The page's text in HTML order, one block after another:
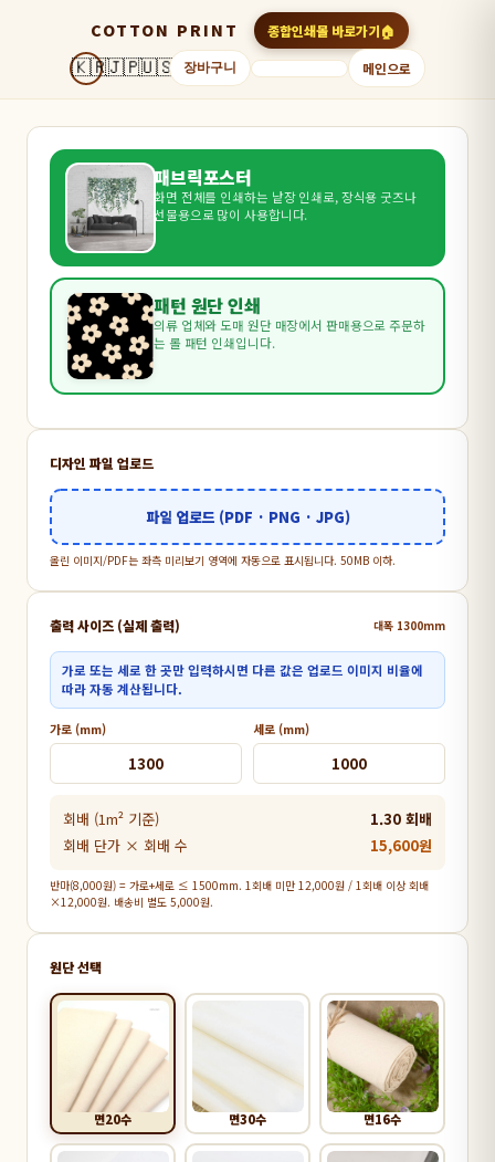
COTTON PRINT 종합인쇄몰 바로가기
🇰🇷🇯🇵🇺🇸 장바구니 메인으로
패브릭포스터
화면 전체를 인쇄하는 낱장 인쇄로, 장식용 굿즈나
선물용으로 많이 사용합니다.
패턴 원단 인쇄
의류 업체와 도매 원단 매장에서 판매용으로 주문하
는 롤 패턴 인쇄입니다.
디자인 파일 업로드
파일 업로드 (PDF · PNG · JPG)
올린 이미지/PDF는 좌측 미리보기 영역에 자동으로 표시됩니다. 50MB 이하.
출력 사이즈 (실제 출력) 대폭 1300mm
가로 또는 세로 한 곳만 입력하시면 다른 값은 업로드 이미지 비율에
따라 자동 계산됩니다.
가로 (mm) 세로 (mm)
회배 (1m² 기준)
1.30 회배
회배 단가 × 회배 수
15,600원
반마(8,000원) = 가로+세로 ≤ 1500mm. 1회배 미만 12,000원 / 1회배 이상 회배
×12,000원. 배송비 별도 5,000원.
원단 선택
면20수 면30수 면16수